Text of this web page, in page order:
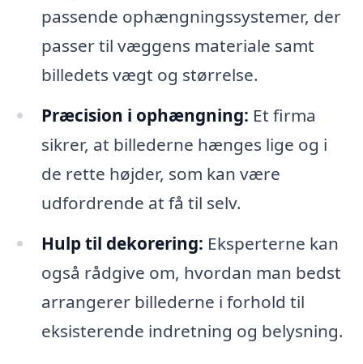
passende ophængningssystemer, der
passer til væggens materiale samt
billedets vægt og størrelse.
Præcision i ophængning: Et firma
sikrer, at billederne hænges lige og i
de rette højder, som kan være
udfordrende at få til selv.
Hulp til dekorering: Eksperterne kan
også rådgive om, hvordan man bedst
arrangerer billederne i forhold til
eksisterende indretning og belysning.